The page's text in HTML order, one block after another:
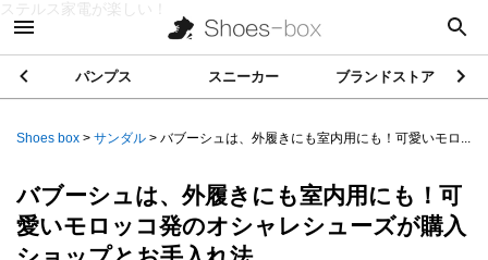
ステルス家電が楽しい！
パンプス スニーカー ブランドストア
Shoes box > サンダル > バブーシュは、外履きにも室内用にも！可愛いモロ...
バブーシュは、外履きにも室内用にも！可
愛いモロッコ発のオシャレシューズが購入